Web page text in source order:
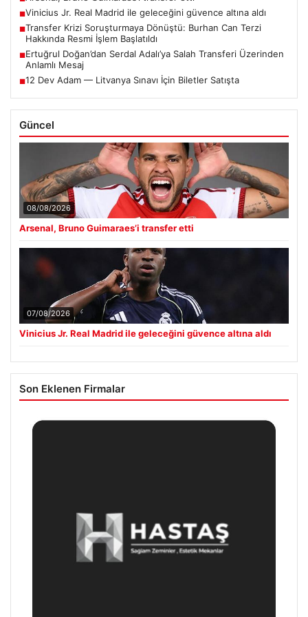
■Vinicius Jr. Real Madrid ile geleceğini güvence altına aldı
■Transfer Krizi Soruşturmaya Dönüştü: Burhan Can Terzi
Hakkında Resmi İşlem Başlatıldı
■Ertuğrul Doğan’dan Serdal Adalı’ya Salah Transferi Üzerinden
Anlamlı Mesaj
■12 Dev Adam — Litvanya Sınavı İçin Biletler Satışta
Güncel
08/08/2026
Arsenal, Bruno Guimaraes’i transfer etti
07/08/2026
Vinicius Jr. Real Madrid ile geleceğini güvence altına aldı
Son Eklenen Firmalar